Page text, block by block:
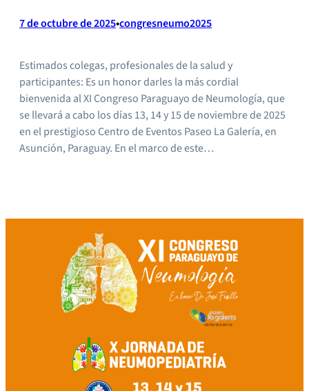
7 de octubre de 2025•congresneumo2025
Estimados colegas, profesionales de la salud y
participantes: Es un honor darles la más cordial
bienvenida al XI Congreso Paraguayo de Neumología, que
se llevará a cabo los días 13, 14 y 15 de noviembre de 2025
en el prestigioso Centro de Eventos Paseo La Galería, en
Asunción, Paraguay. En el marco de este…